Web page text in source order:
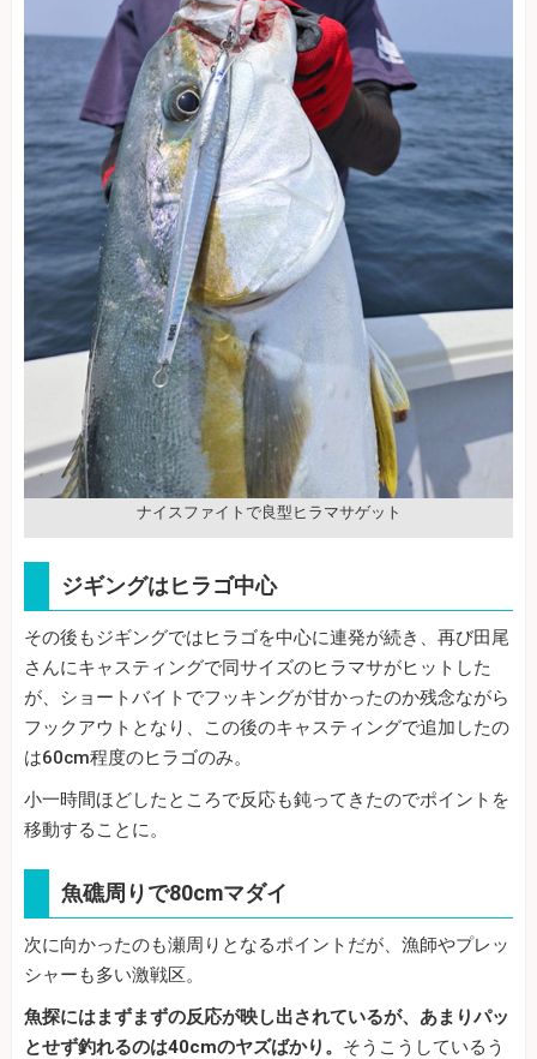
ナイスファイトで良型ヒラマサゲット
ジギングはヒラゴ中心
その後もジギングではヒラゴを中心に連発が続き、再び田尾
さんにキャスティングで同サイズのヒラマサがヒットした
が、ショートバイトでフッキングが甘かったのか残念ながら
フックアウトとなり、この後のキャスティングで追加したの
は60cm程度のヒラゴのみ。
小一時間ほどしたところで反応も鈍ってきたのでポイントを
移動することに。
魚礁周りで80cmマダイ
次に向かったのも瀬周りとなるポイントだが、漁師やプレッ
シャーも多い激戦区。
魚探にはまずまずの反応が映し出されているが、あまりパッ
とせず釣れるのは40cmのヤズばかり。 そうこうしているう